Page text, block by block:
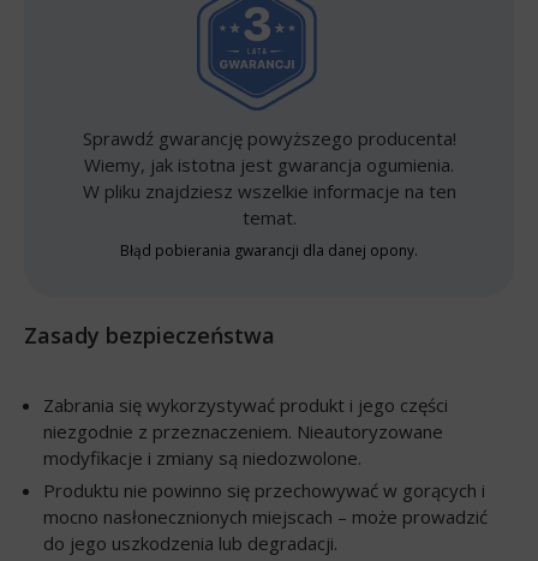
Sprawdź gwarancję powyższego producenta!
Wiemy, jak istotna jest gwarancja ogumienia.
W pliku znajdziesz wszelkie informacje na ten
temat.
Błąd pobierania gwarancji dla danej opony.
Zasady bezpieczeństwa
Zabrania się wykorzystywać produkt i jego części
niezgodnie z przeznaczeniem. Nieautoryzowane
modyfikacje i zmiany są niedozwolone.
Produktu nie powinno się przechowywać w gorących i
mocno nasłonecznionych miejscach – może prowadzić
do jego uszkodzenia lub degradacji.